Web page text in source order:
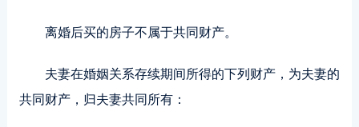
离婚后买的房子不属于共同财产。
夫妻在婚姻关系存续期间所得的下列财产，为夫妻的
共同财产，归夫妻共同所有：